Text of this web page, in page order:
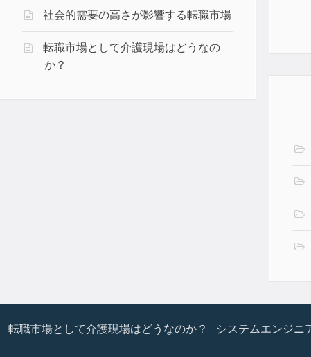
社会的需要の高さが影響する転職市場
転職市場として介護現場はどうなの
か？
転職市場として介護現場はどうなのか？
システムエンジニ